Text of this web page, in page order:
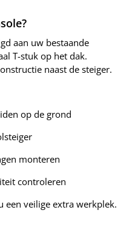
aan uw bestaande
T-stuk op het dak.
naast de steiger.
op de grond
monteren
controleren
een veilige extra werkplek.